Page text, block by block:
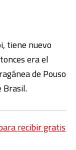
tiene nuevo
era el
de Pouso
Brasil.
recibir gratis